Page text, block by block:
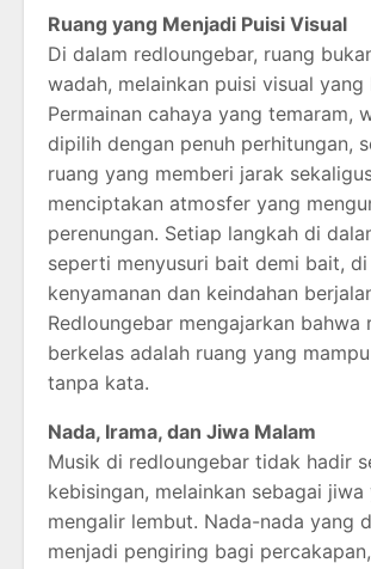
Ruang yang Menjadi Puisi Visual
Di dalam redloungebar, ruang
wadah, melainkan puisi visual yang
Permainan cahaya yang temaram,
dipilih dengan penuh perhitungan,
ruang yang memberi jarak
menciptakan atmosfer yang
perenungan. Setiap langkah di
seperti menyusuri bait demi bait, di
kenyamanan dan keindahan
Redloungebar mengajarkan bahwa
berkelas adalah ruang yang
tanpa kata.
Nada, Irama, dan Jiwa Malam
Musik di redloungebar tidak hadir
kebisingan, melainkan sebagai jiwa
mengalir lembut. Nada-nada yang
menjadi pengiring bagi